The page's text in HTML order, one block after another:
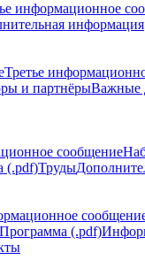
информационное
информация
Третье
и партнёрыВажные
сообщение
(.pdf)Труды
Программа (.pdf)